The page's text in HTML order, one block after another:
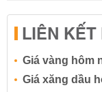
LIÊN
Giá vàng hôm
Giá xăng dầu